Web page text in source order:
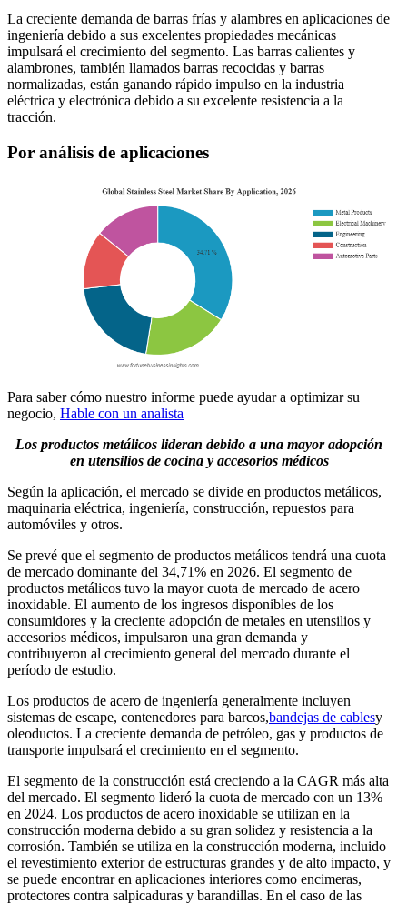
La creciente demanda de barras frías y alambres en aplicaciones de
ingeniería debido a sus excelentes propiedades mecánicas
impulsará el crecimiento del segmento. Las barras calientes y
alambrones, también llamados barras recocidas y barras
normalizadas, están ganando rápido impulso en la industria
eléctrica y electrónica debido a su excelente resistencia a la
tracción.
Por análisis de aplicaciones
Para saber cómo nuestro informe puede ayudar a optimizar su
negocio, Hable con un analista
Los productos metálicos lideran debido a una mayor adopción
en utensilios de cocina y accesorios médicos
Según la aplicación, el mercado se divide en productos metálicos,
maquinaria eléctrica, ingeniería, construcción, repuestos para
automóviles y otros.
Se prevé que el segmento de productos metálicos tendrá una cuota
de mercado dominante del 34,71% en 2026. El segmento de
productos metálicos tuvo la mayor cuota de mercado de acero
inoxidable. El aumento de los ingresos disponibles de los
consumidores y la creciente adopción de metales en utensilios y
accesorios médicos, impulsaron una gran demanda y
contribuyeron al crecimiento general del mercado durante el
período de estudio.
Los productos de acero de ingeniería generalmente incluyen
sistemas de escape, contenedores para barcos,bandejas de cablesy
oleoductos. La creciente demanda de petróleo, gas y productos de
transporte impulsará el crecimiento en el segmento.
El segmento de la construcción está creciendo a la CAGR más alta
del mercado. El segmento lideró la cuota de mercado con un 13%
en 2024. Los productos de acero inoxidable se utilizan en la
construcción moderna debido a su gran solidez y resistencia a la
corrosión. También se utiliza en la construcción moderna, incluido
el revestimiento exterior de estructuras grandes y de alto impacto, y
se puede encontrar en aplicaciones interiores como encimeras,
protectores contra salpicaduras y barandillas. En el caso de las